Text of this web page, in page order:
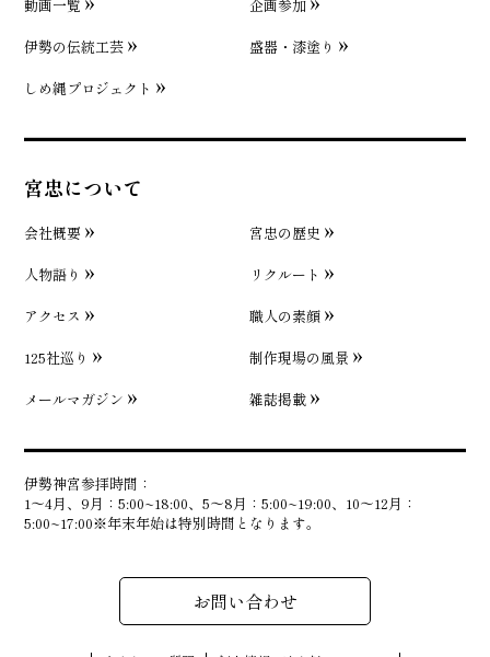
動画一覧
企画参加
伊勢の伝統工芸
盛器・漆塗り
しめ縄プロジェクト
宮忠について
会社概要
宮忠の歴史
人物語り
リクルート
アクセス
職人の素顔
125社巡り
制作現場の風景
メールマガジン
雑誌掲載
伊勢神宮参拝時間：
1〜4月、9月：5:00~18:00、5〜8月：5:00~19:00、10〜12月：
5:00~17:00※年末年始は特別時間となります。
お問い合わせ